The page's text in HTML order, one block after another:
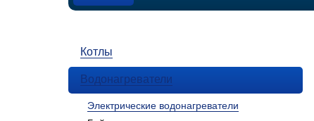
Котлы
Водонагреватели
Электрические водонагреватели